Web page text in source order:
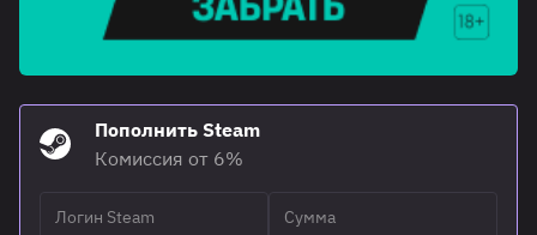
Пополнить Steam
Комиссия от 6%